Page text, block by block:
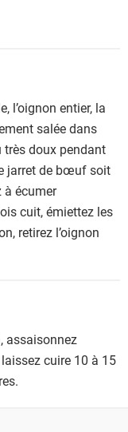
l’oignon entier, la
salée dans
très doux pendant
jarret de bœuf soit
à écumer
cuit, émiettez les
retirez l’oignon
assaisonnez
cuire 10 à 15